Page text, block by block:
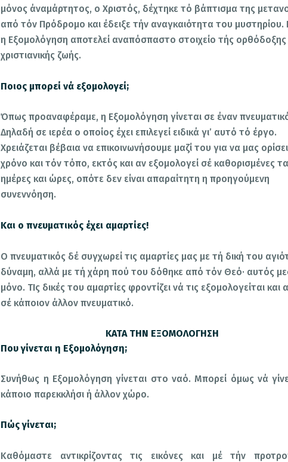
μόνος άναμάρτητος, ο Χριστός, δέχτηκε τό βάπτισμα της
από τόν Πρόδρομο και έδειξε τήν αναγκαιότητα του μυστηρίου.
η Εξομολόγηση αποτελεί αναπόσπαστο στοιχείο τής ορθόδοξης
χριστιανικής ζωής.
Ποιος μπορεί νά εξομολογεί;
Όπως προαναφέραμε, η Εξομολόγηση γίνεται σε έναν
Δηλαδή σε ιερέα ο οποίος έχει επιλεγεί ειδικά γι’ αυτό τό έργο.
Χρειάζεται βέβαια να επικοινωνήσουμε μαζί του για να μας
χρόνο και τόν τόπο, εκτός και αν εξομολογεί σέ καθορισμένες
ημέρες και ώρες, οπότε δεν είναι απαραίτητη η προηγούμενη
συνεννόηση.
Και ο πνευματικός έχει αμαρτίες!
Ο πνευματικός δέ συγχωρεί τις αμαρτίες μας με τή δική του
δύναμη, αλλά με τή χάρη πού του δόθηκε από τόν Θεό· αυτός
μόνο. ΤΙς δικές του αμαρτίες φροντίζει νά τις εξομολογείται και
σέ κάποιον άλλον πνευματικό.
ΚΑΤΑ ΤΗΝ ΕΞΟΜΟΛΟΓΗΣΗ
Που γίνεται η Εξομολόγηση;
Συνήθως η Εξομολόγηση γίνεται στο ναό. Μπορεί όμως νά
κάποιο παρεκκλήσι ή άλλον χώρο.
Πώς γίνεται;
Καθόμαστε αντικρίζοντας τις εικόνες και μέ τήν